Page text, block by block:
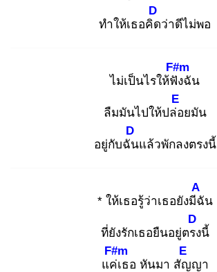
ทำให้เธอคิด
D
ว่าดีไม่พอ
ไม่เป็นไรให้ฟัง
F#m
ฉัน
ลืมมันไปให้ปล่อ
E
ยมัน
อยู่กับฉัน
D
แล้วพักลงตรงนี้
* ให้เธอรู้ว่าเธอยังมีฉั
A
น
ที่ยังรักเธอยืนอยู่ตรง
D
นี้
แค่เ
F#m
ธอ หันมา สัญ
E
ญา